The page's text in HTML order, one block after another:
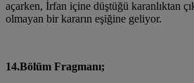
açarken, İrfan içine düştüğü karanlıktan
olmayan bir kararın eşiğine geliyor.
14.Bölüm Fragmanı;